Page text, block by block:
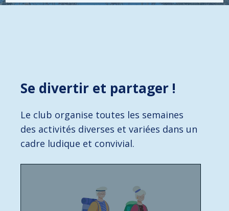
Se divertir et partager !
Le club organise toutes les semaines
des activités diverses et variées dans un
cadre ludique et convivial.